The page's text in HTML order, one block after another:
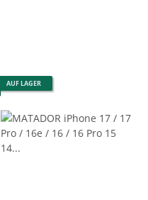
AUF LAGER